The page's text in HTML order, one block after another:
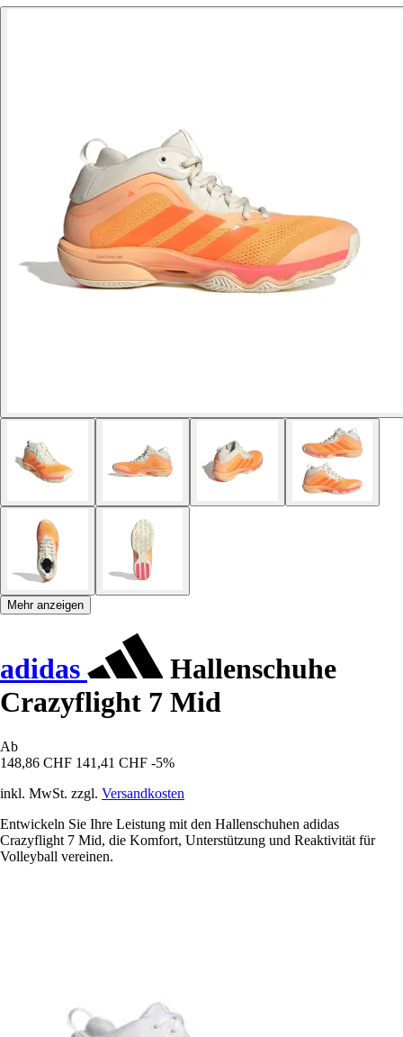
Mehr anzeigen
adidas
Hallenschuhe
Crazyflight 7 Mid
Ab
148,86 CHF 141,41 CHF -5%
inkl. MwSt. zzgl. Versandkosten
Entwickeln Sie Ihre Leistung mit den Hallenschuhen adidas
Crazyflight 7 Mid, die Komfort, Unterstützung und Reaktivität für
Volleyball vereinen.